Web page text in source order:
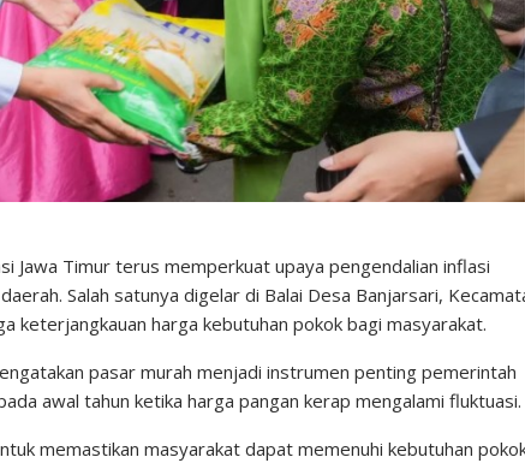
Jawa Timur terus memperkuat upaya pengendalian inflasi
Salah satunya digelar di Balai Desa Banjarsari,
keterjangkauan harga kebutuhan pokok bagi masyarakat.
pasar murah menjadi instrumen penting pemerintah
awal tahun ketika harga pangan kerap mengalami fluktuasi.
memastikan masyarakat dapat memenuhi kebutuhan